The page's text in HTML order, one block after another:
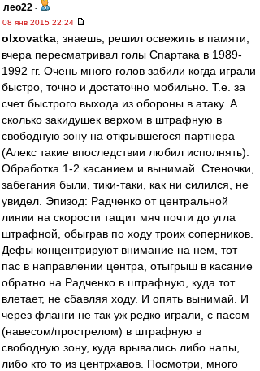
лео22 -
08 янв 2015 22:24
olxovatka , знаешь, решил освежить в памяти,
вчера пересматривал голы Спартака в 1989-
1992 гг. Очень много голов забили когда играли
быстро, точно и достаточно мобильно. Т.е. за
счет быстрого выхода из обороны в атаку. А
сколько закидушек верхом в штрафную в
свободную зону на открывшегося партнера
(Алекс такие впоследствии любил исполнять).
Обработка 1-2 касанием и вынимай. Стеночки,
забегания были, тики-таки, как ни силился, не
увидел. Эпизод: Радченко от центральной
линии на скорости тащит мяч почти до угла
штрафной, обыграв по ходу троих соперников.
Дефы концентрируют внимание на нем, тот
пас в направлении центра, отыгрыш в касание
обратно на Радченко в штрафную, куда тот
влетает, не сбавляя ходу. И опять вынимай. И
через фланги не так уж редко играли, с пасом
(навесом/прострелом) в штрафную в
свободную зону, куда врывались либо напы,
либо кто то из центрхавов. Посмотри, много